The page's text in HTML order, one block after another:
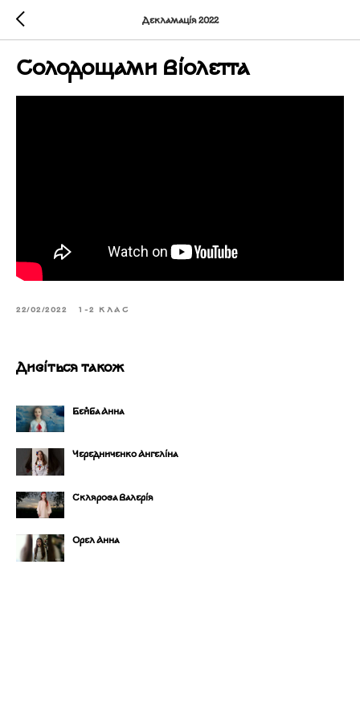
Декламація 2022
Солодощами Віолетта
22/02/2022 1-2 КЛАС
Дивіться також
Бейба Анна
Чередниченко Ангеліна
Склярова Валерія
Орел Анна